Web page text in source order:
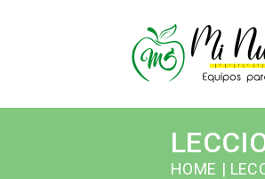
HOME |